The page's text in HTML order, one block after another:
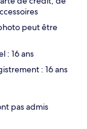
peut être
: 16 ans
: 16 ans
pas admis